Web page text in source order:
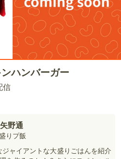
ハンバーガー
信
野通
りプ飯
ャイアントな大盛りごはんを紹介